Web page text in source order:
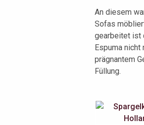
An diesem
Sofas
gearbeitet ist
Espuma
prägnantem
Füllung.